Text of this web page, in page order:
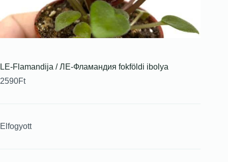
LE-Flamandija / ЛЕ-Фламандия fokföldi ibolya
2590Ft
Elfogyott